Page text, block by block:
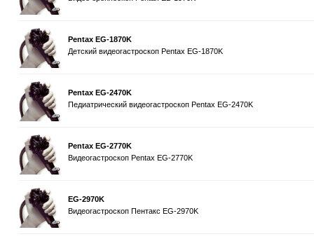
Pentax EG-1870K
Детский видеогастроскоп Pentax EG-1870K
Pentax EG-2470K
Педиатрический видеогастроскоп Pentax EG-2470K
Pentax EG-2770K
Видеогастроскоп Pentax EG-2770K
EG-2970K
Видеогастроскоп Пентакс EG-2970K